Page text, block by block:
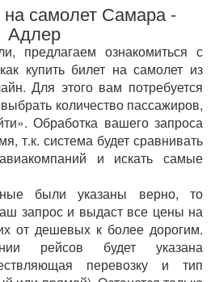
на самолет Самара -
Адлер
предлагаем ознакомиться с
купить билет на самолет из
Для этого вам потребуется
количество пассажиров,
Обработка вашего запроса
т.к. система будет сравнивать
и искать самые
были указаны верно, то
запрос и выдаст все цены на
от дешевых к более дорогим.
рейсов будет указана
перевозку и тип